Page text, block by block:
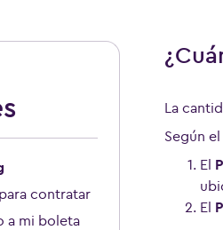
La
Según
El
El
contratar
a mi boleta